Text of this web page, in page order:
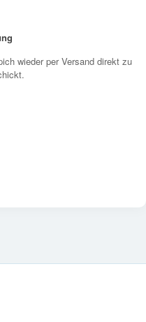
wieder per Versand direkt zu